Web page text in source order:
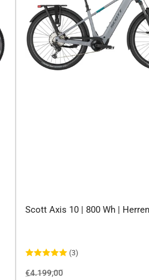
Scott Axis 10 | 800 Wh |
(3)
Normaler
€4.199,00Ausverkaufspreis